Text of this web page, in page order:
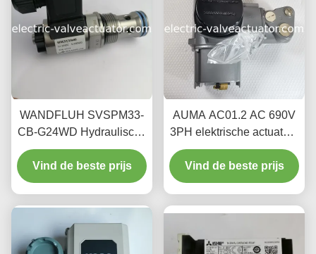
WANDFLUH SVSPM33-
CB-G24WD Hydraulische
Solenoïde Ventielkern –
Duurzaam Origineel
Vervangingsonderdeel
Vind de beste prijs
AUMA AC01.2 AC 690V
3PH elektrische actuator -
hoog efficiënt driefasig
elektrisch
aandrijfsysteem,
IP68
Vind de beste prijs